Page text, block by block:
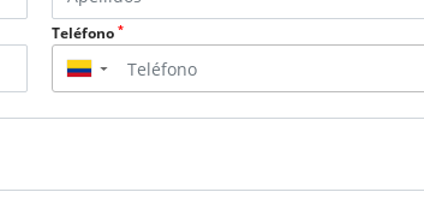
Teléfono *
▼